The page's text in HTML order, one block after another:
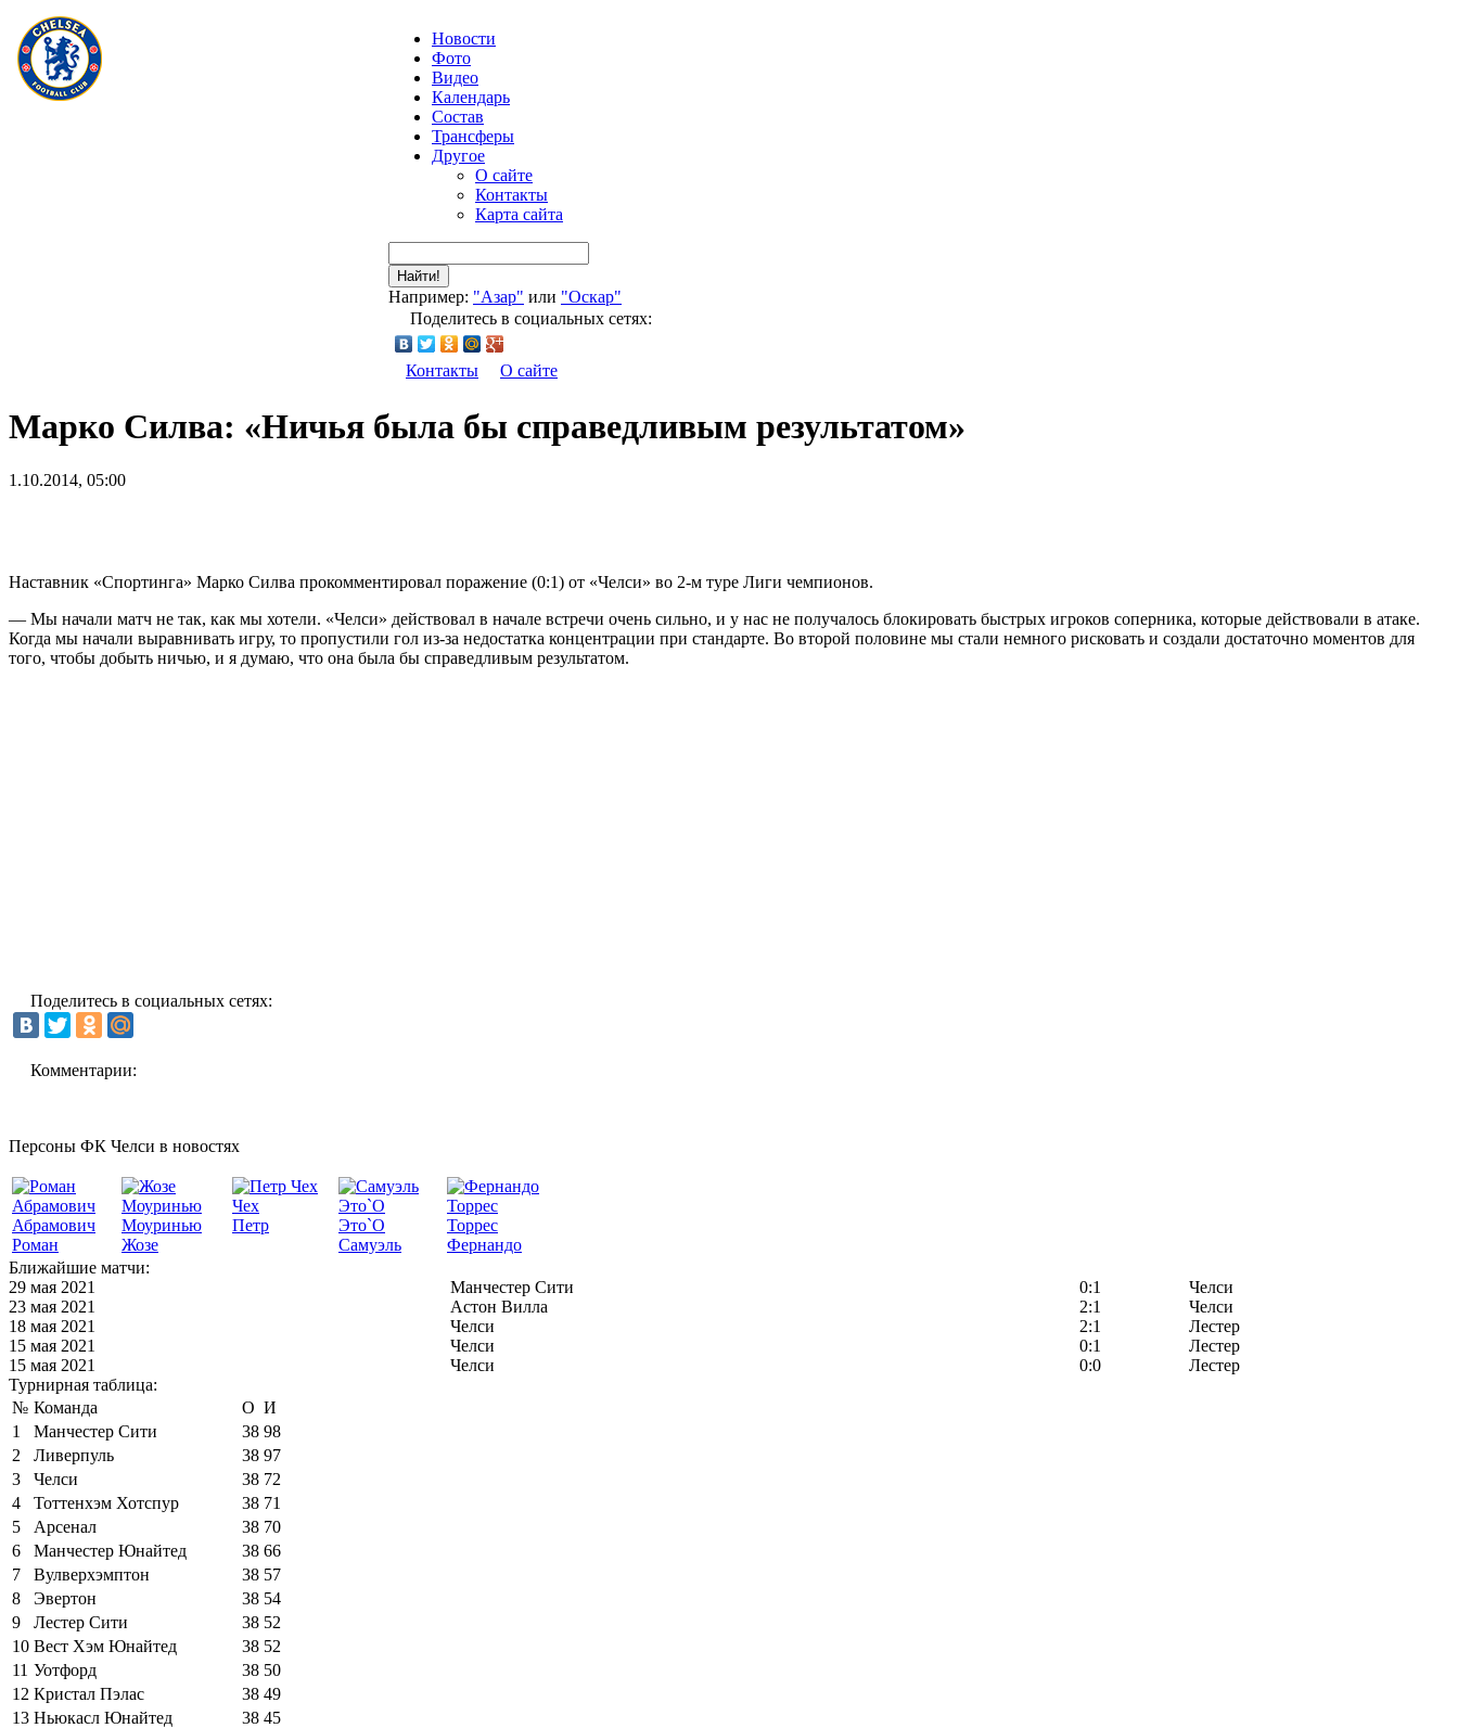
Новости
Фото
Видео
Календарь
Состав
Трансферы
Другое
О сайте
Контакты
Карта сайта
Найти!
Например: "Азар" или "Оскар"
Поделитесь в социальных сетях:
Контакты О сайте
Марко Силва: «Ничья была бы справедливым результатом»
1.10.2014, 05:00
Наставник «Спортинга» Марко Силва прокомментировал поражение (0:1) от «Челси» во 2-м туре Лиги чемпионов.
— Мы начали матч не так, как мы хотели. «Челси» действовал в начале встречи очень сильно, и у нас не получалось блокировать быстрых игроков соперника, которые действовали в атаке.
Когда мы начали выравнивать игру, то пропустили гол из-за недостатка концентрации при стандарте. Во второй половине мы стали немного рисковать и создали достаточно моментов для
того, чтобы добыть ничью, и я думаю, что она была бы справедливым результатом.
Поделитесь в социальных сетях:
Комментарии:
Персоны ФК Челси в новостях
Абрамович
Роман
Моуринью
Жозе
Чех
Петр
Это`О
Самуэль
Торрес
Фернандо
Ближайшие матчи:
29 мая 2021
Манчестер Сити 0:1
Челси
23 мая 2021
Астон Вилла 2:1
Челси
18 мая 2021
Челси 2:1
Лестер
15 мая 2021
Челси 0:1
Лестер
15 мая 2021
Челси 0:0
Лестер
Турнирная таблица:
№ Команда О И
1
Манчестер Сити 38 98
2
Ливерпуль 38 97
3
Челси 38 72
4
Тоттенхэм Хотспур 38 71
5
Арсенал 38 70
6
Манчестер Юнайтед 38 66
7
Вулверхэмптон 38 57
8
Эвертон 38 54
9
Лестер Сити 38 52
10 Вест Хэм Юнайтед 38 52
11 Уотфорд 38 50
12 Кристал Пэлас 38 49
13 Ньюкасл Юнайтед 38 45